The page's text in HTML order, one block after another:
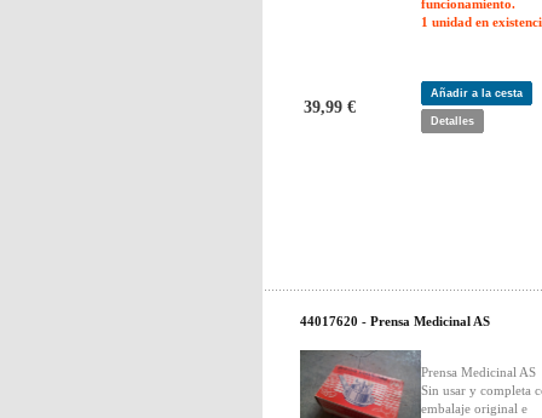
funcionamiento.
1 unidad en
39,99 €
Añadir a la cesta
Detalles
44017620 - Prensa Medicinal AS
Prensa Medicinal AS
Sin usar y completa
embalaje original e